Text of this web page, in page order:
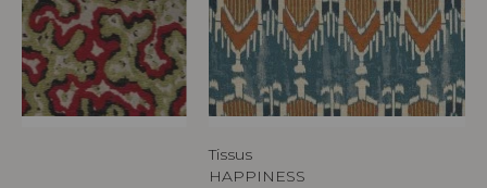
Tissus
HAPPINESS